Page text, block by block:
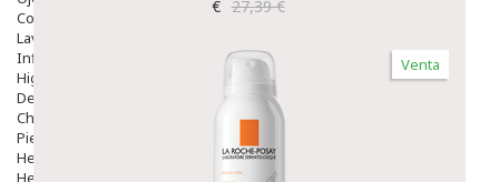
Congestión
Lavado Ojos
Inflamación Del Oido (otitis)
Higiene Oido
Deshabituación Tabaquismo
Chicles
Piel
Herpes Y Hongos
Heridas Y úlceras
€ 27,39 €
Venta